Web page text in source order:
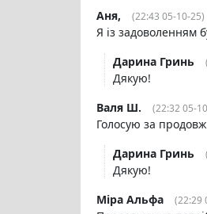
Аня,
(22:43 05-10-25)
Я із задоволенням
Дарина Гринь
Дякую!
Валя Ш.
(22:32 05-
Голосую за
Дарина Гринь
Дякую!
Міра Альфа
(22:29